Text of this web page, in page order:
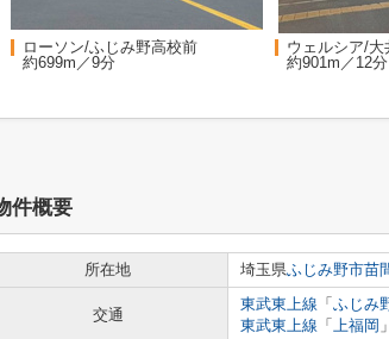
ローソン/ふじみ野高校前
約699m／9分
ウェルシア/大
約901m／12分
件概要
所在地 埼玉県ふじみ野市苗
交通
東武東上線 「 ふじみ
東武東上線 「 上福岡